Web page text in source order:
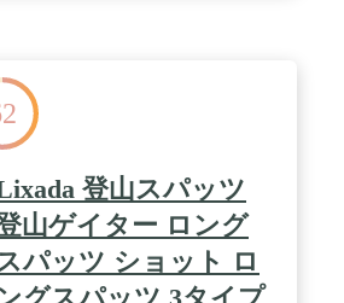
登山スパッツ
山ゲイター ロング
パッツ ショット ロ